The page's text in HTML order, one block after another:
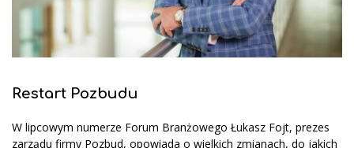
Restart Pozbudu
W lipcowym numerze Forum Branżowego Łukasz Fojt, prezes
zarządu firmy Pozbud, opowiada o wielkich zmianach, do jakich